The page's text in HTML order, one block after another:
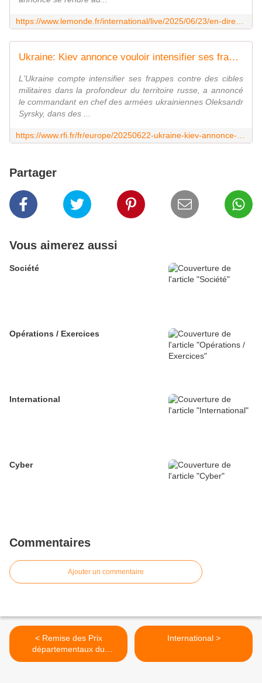
Ukraine: Kiev annonce vouloir intensifier ses frappes en profondeur sur la Russie
L'Ukraine compte intensifier ses frappes contre des cibles
militaires dans la profondeur du territoire russe, a annoncé
le commandant en chef des armées ukrainiennes Oleksandr
Syrsky, dans des ...
Partager
Vous aimerez aussi
Société
Opérations / Exercices
International
Cyber
Commentaires
Ajouter un commentaire
< Remise des Prix
départementaux du
Concours National de la
International >